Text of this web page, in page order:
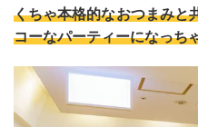
くちゃ本格的なおつまみと
コーなパーティーになっち